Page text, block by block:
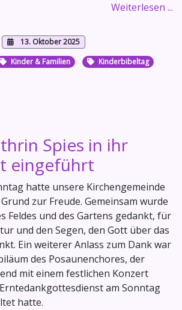
Weiterlesen ...
13. Oktober 2025
Kinder & Familien
Kinderbibeltag
Spies in ihr
eingeführt
hatte unsere Kirchengemeinde
zur Freude. Gemeinsam wurde
Feldes und des Gartens gedankt, für
und den Segen, den Gott über das
Ein weiterer Anlass zum Dank war
des Posaunenchores, der
mit einem festlichen Konzert
am Sonntag
hatte.